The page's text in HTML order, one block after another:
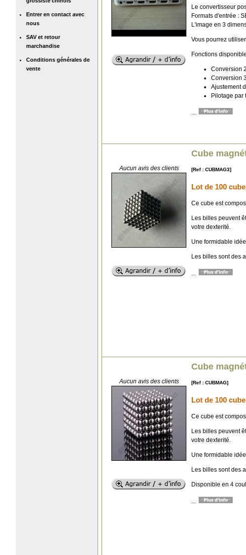
Entrer en contact avec
nous
SAV et retour
marchandise
Conditions générales de
vente
Le convertisseur
Formats d'entrée :
L'image en 3
Vous pourrez
Fonctions
Conversion
Conversion
Ajustement
Pilotage par
Aucun avis des clients
Cube
[Ref : CUBMAG3]
Lot de 100
Ce cube est
Les billes peuvent
votre dexterité.
Une formidable
Les billes sont des
Aucun avis des clients
Cube
[Ref : CUBMAG]
Lot de 100
Ce cube est
Les billes peuvent
votre dexterité.
Une formidable
Les billes sont des
Disponible en 4